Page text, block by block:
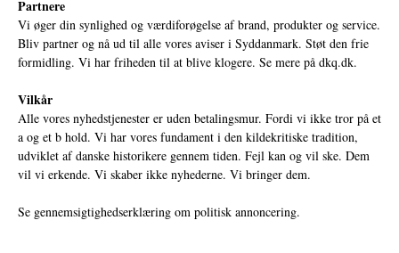
Partnere
Vi øger din synlighed og værdiforøgelse af brand, produkter og service.
Bliv partner og nå ud til alle vores aviser i Syddanmark. Støt den frie
formidling. Vi har friheden til at blive klogere. Se mere på dkq.dk.
Vilkår
Alle vores nyhedstjenester er uden betalingsmur. Fordi vi ikke tror på et
a og et b hold. Vi har vores fundament i den kildekritiske tradition,
udviklet af danske historikere gennem tiden. Fejl kan og vil ske. Dem
vil vi erkende. Vi skaber ikke nyhederne. Vi bringer dem.
Se gennemsigtighedserklæring om politisk annoncering.